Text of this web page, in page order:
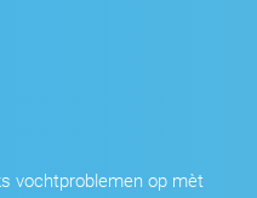
vochtproblemen op mèt